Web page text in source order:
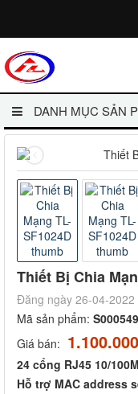
DANH MỤC SẢN
Thiết Bị Chia
Đăng ngày 26-04-
Mã sản phẩm: S000549
Giá bán:
24 cổng RJ45 10/
Hỗ trợ MAC address